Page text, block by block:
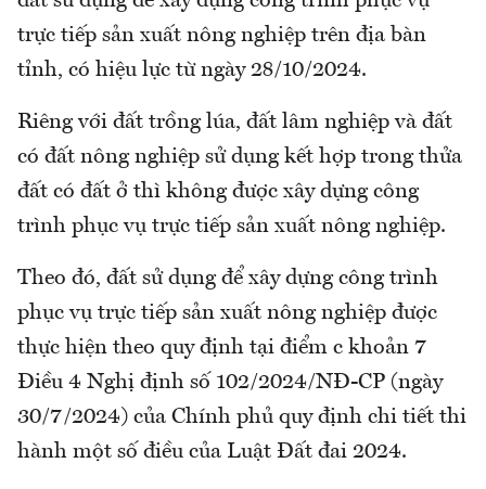
trực tiếp sản xuất nông nghiệp trên địa bàn
tỉnh, có hiệu lực từ ngày 28/10/2024.
Riêng với đất trồng lúa, đất lâm nghiệp và đất
có đất nông nghiệp sử dụng kết hợp trong thửa
đất có đất ở thì không được xây dựng công
trình phục vụ trực tiếp sản xuất nông nghiệp.
Theo đó, đất sử dụng để xây dựng công trình
phục vụ trực tiếp sản xuất nông nghiệp được
thực hiện theo quy định tại điểm c khoản 7
Điều 4 Nghị định số 102/2024/NĐ-CP (ngày
30/7/2024) của Chính phủ quy định chi tiết thi
hành một số điều của Luật Đất đai 2024.